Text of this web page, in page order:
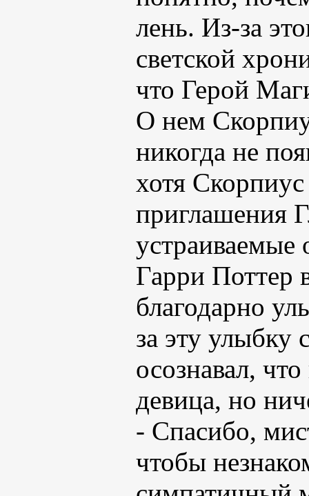
лень. Из-за
светской
что Герой
О нем
никогда не
хотя
приглашения
устраиваемые
Гарри Поттер
благодарно
за эту улыбку
осознавал, что
девица, но
- Спасибо,
чтобы